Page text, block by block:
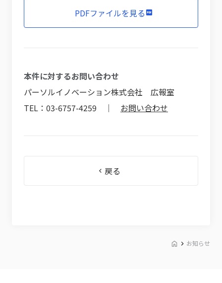
PDFファイルを見る
本件に対するお問い合わせ
パーソルイノベーション株式会社 広報室
TEL：03-6757-4259 ｜ お問い合わせ
戻る
お知らせ